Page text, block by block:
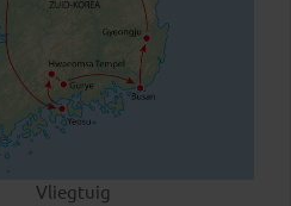
Vliegtuig